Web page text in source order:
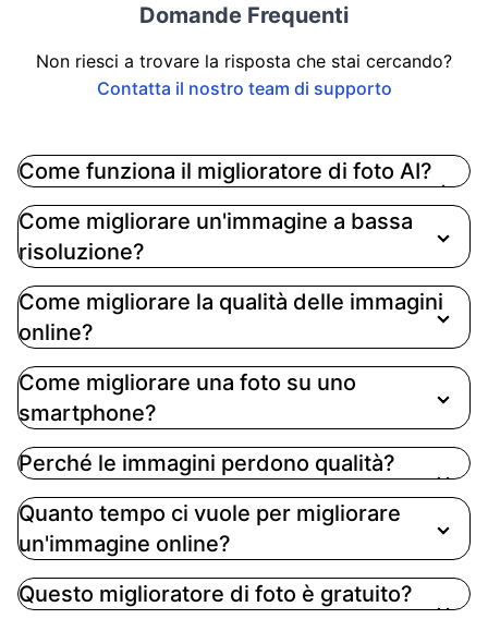
Domande Frequenti
Non riesci a trovare la risposta che stai cercando?
Contatta il nostro team di supporto
Come funziona il miglioratore di foto AI?
artificiale all'avanguardia per migliorare
automaticamente la qualità delle tue immagini.
addestrati su un vasto set di dati di immagini per
riconoscere e migliorare dettagli, colori e
nitidezza. Questo strumento può ingrandire
immagini a bassa risoluzione, ridurre il rumore e
persino ripristinare foto vecchie, facendole
sembrare come nuove
Come migliorare un'immagine a bassa
risoluzione?
Come migliorare la qualità delle immagini
online?
Come migliorare una foto su uno
smartphone?
Perché le immagini perdono qualità?
Quanto tempo ci vuole per migliorare
un'immagine online?
Questo miglioratore di foto è gratuito?